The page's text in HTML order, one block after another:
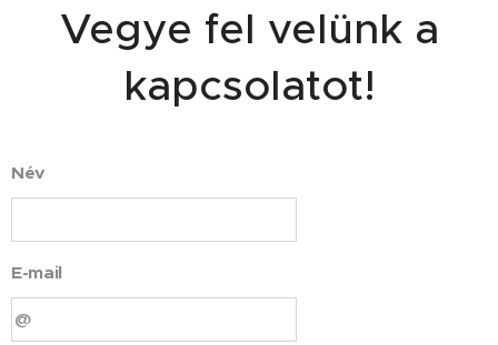
Vegye fel velünk a
kapcsolatot!
Név
E-mail